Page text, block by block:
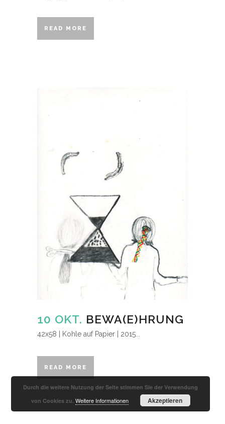
READ MORE
10 OKT. BEWA(E)HRUNG
42x58 | Kohle auf Papier | 2015...
READ MORE
Durch die weitere Nutzung der Seite stimmen Sie der Verwendung
von Cookies zu. Weitere Informationen Akzeptieren